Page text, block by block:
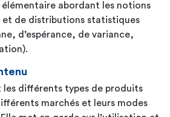
abordant les notions
et de distributions statistiques
d’espérance, de variance,
les différents types de produits
marchés et leurs modes